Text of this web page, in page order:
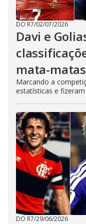
DO R7/02/07/2026
Davi e
mata-
Marcando a
estatísticas e
DO R7/29/06/2026